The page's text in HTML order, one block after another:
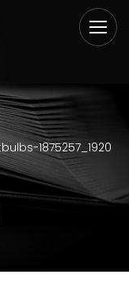
1875257_1920